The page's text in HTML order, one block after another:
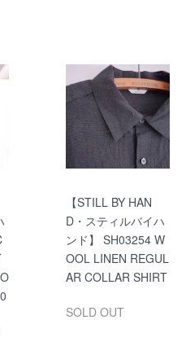
【STILL BY HAN
D・スティルバイハ
ンド】 SH03254 W
OOL LINEN REGUL
AR COLLAR SHIRT
SOLD OUT